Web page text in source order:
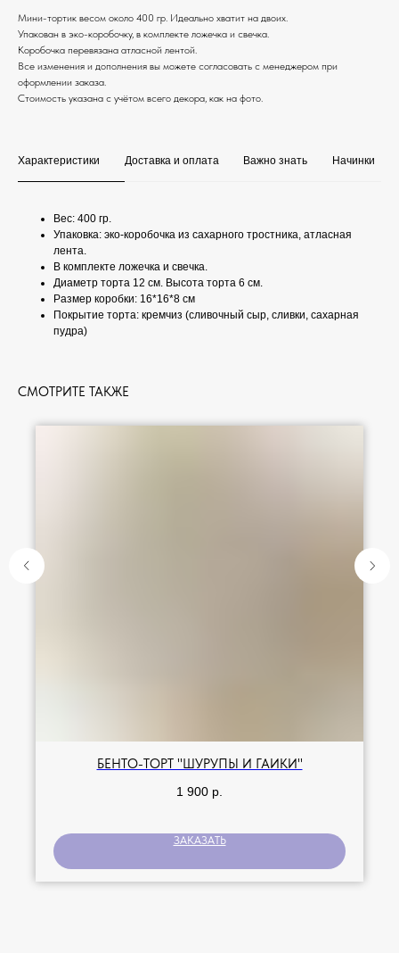
Мини-тортик весом около 400 гр. Идеально хватит на двоих.
Упакован в эко-коробочку, в комплекте ложечка и свечка.
Коробочка перевязана атласной лентой.
Все изменения и дополнения вы можете согласовать с менеджером при
оформлении заказа.
Стоимость указана с учётом всего декора, как на фото.
Характеристики Доставка и оплата Важно знать Начинки
Вес: 400 гр.
Упаковка: эко-коробочка из сахарного тростника, атласная
лента.
В комплекте ложечка и свечка.
Диаметр торта 12 см. Высота торта 6 см.
Размер коробки: 16*16*8 см
Покрытие торта: кремчиз (сливочный сыр, сливки, сахарная
пудра)
СМОТРИТЕ ТАКЖЕ
БЕНТО-ТОРТ "ШУРУПЫ И ГАЙКИ"
1 900 р.
ЗАКАЗАТЬ